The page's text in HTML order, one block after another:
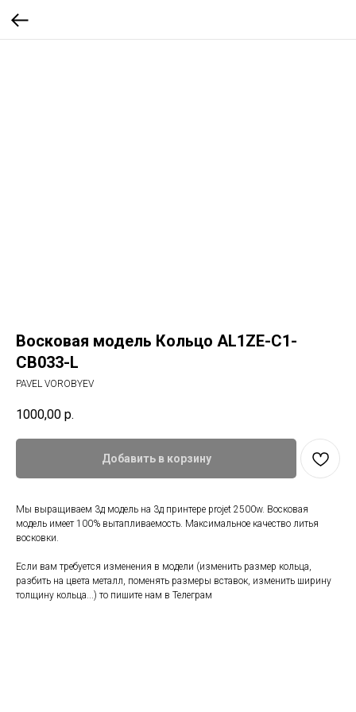
Восковая модель Кольцо AL1ZE-C1-
CB033-L
PAVEL VOROBYEV
1000,00 р.
Добавить в корзину
Мы выращиваем 3д модель на 3д принтере projet 2500w. Восковая
модель имеет 100% вытапливаемость. Максимальное качество литья
восковки.
Если вам требуется изменения в модели (изменить размер кольца,
разбить на цвета металл, поменять размеры вставок, изменить ширину
толщину кольца...) то пишите нам в Телеграм